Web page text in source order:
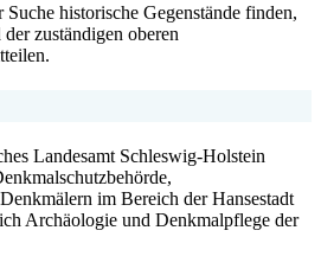
historische Gegenstände finden,
zuständigen oberen
Landesamt Schleswig-Holstein
im Bereich der Hansestadt
Archäologie und Denkmalpflege der